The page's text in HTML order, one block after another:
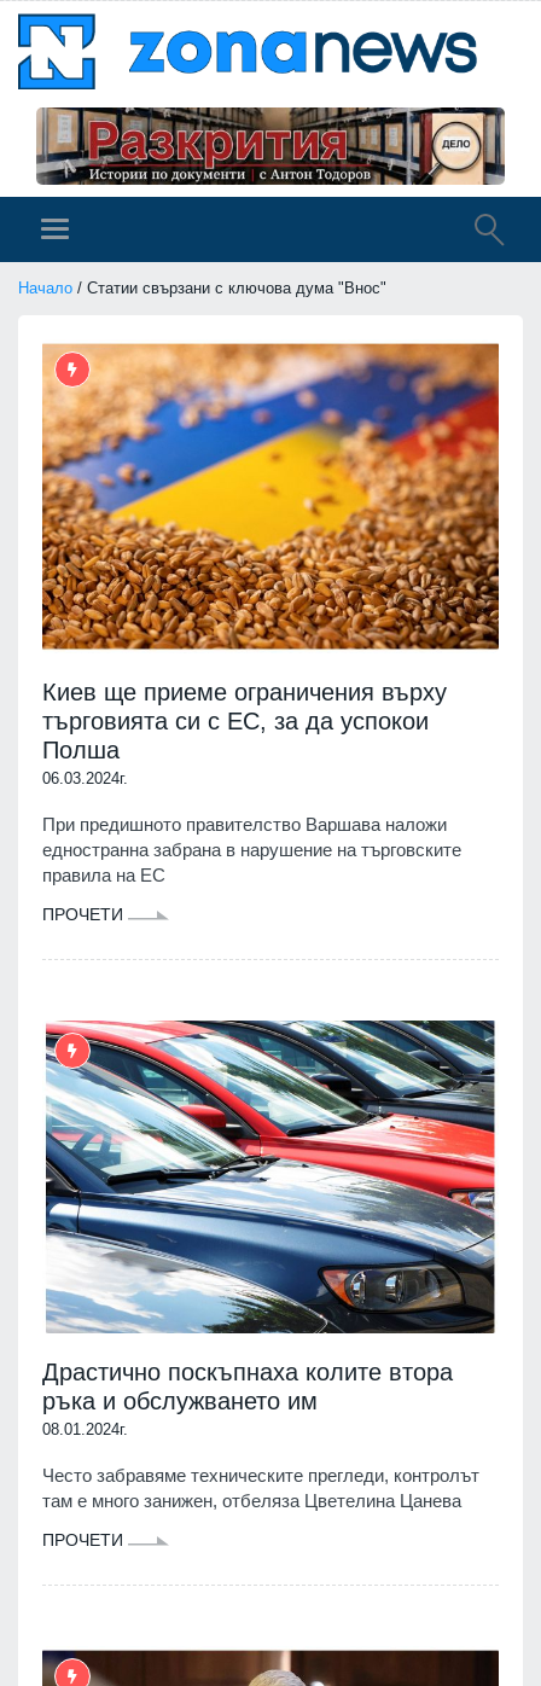
Начало / Статии свързани с ключова дума "Внос"
Киев ще приеме ограничения върху
търговията си с ЕС, за да успокои
Полша
06.03.2024г.
При предишното правителство Варшава наложи
едностранна забрана в нарушение на търговските
правила на ЕС
ПРОЧЕТИ
Драстично поскъпнаха колите втора
ръка и обслужването им
08.01.2024г.
Често забравяме техническите прегледи, контролът
там е много занижен, отбеляза Цветелина Цанева
ПРОЧЕТИ